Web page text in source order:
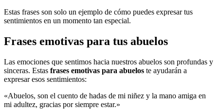
Estas frases son solo un ejemplo de cómo puedes expresar tus
sentimientos en un momento tan especial.
Frases emotivas para tus abuelos
Las emociones que sentimos hacia nuestros abuelos son profundas y
sinceras. Estas frases emotivas para abuelos te ayudarán a
expresar esos sentimientos:
«Abuelos, son el cuento de hadas de mi niñez y la mano amiga en
mi adultez, gracias por siempre estar.»